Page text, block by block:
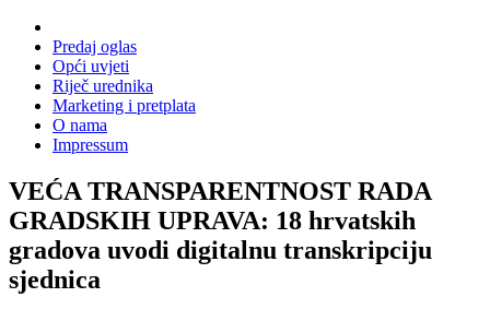
Predaj oglas
Opći uvjeti
Riječ urednika
Marketing i pretplata
O nama
Impressum
VEĆA TRANSPARENTNOST RADA
GRADSKIH UPRAVA: 18 hrvatskih
gradova uvodi digitalnu transkripciju
sjednica